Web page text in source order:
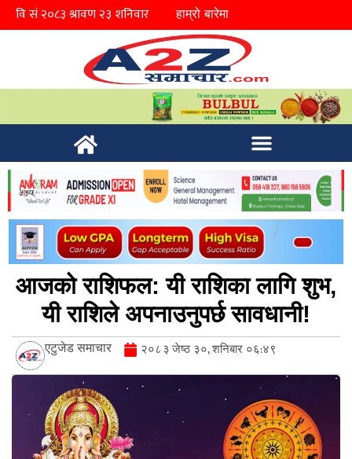
हाम्रो बारेमा
आजको राशिफल: यी राशिका लागि शुभ,
यी राशिले अपनाउनुपर्छ सावधानी!
एटुजेड समाचार २०८३ जेष्ठ ३०, शनिबार ०६:४९